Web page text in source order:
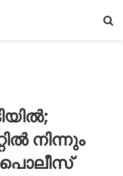
നിന്നും
പൊലീസ്